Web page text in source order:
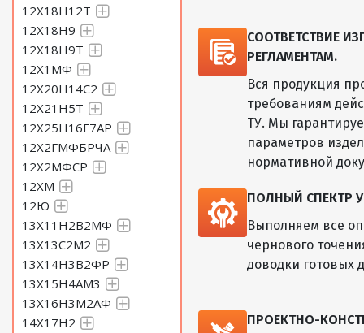
12Х18Н12Т
12Х18Н9
12Х18Н9Т
12Х1МФ
12Х20Н14С2
12Х21Н5Т
12Х25Н16Г7АР
12Х2ГМФБРЧА
12Х2МФСР
12ХМ
12Ю
13Х11Н2В2МФ
13Х13С2М2
13Х14Н3В2ФР
13Х15Н4АМ3
13Х16Н3М2АФ
14Х17Н2
СООТВЕТСТВИЕ
РЕГЛАМЕНТАМ.
Вся продукция
требованиям
ТУ. Мы
параметров
нормативной
ПОЛНЫЙ СПЕКТР
Выполняем все
чернового
доводки готовых
ПРОЕКТНО-